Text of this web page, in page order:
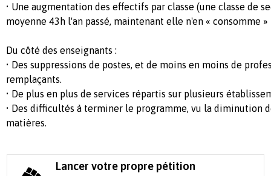
• Une augmentation des effectifs par classe (une classe de
moyenne 43h l'an passé, maintenant elle n'en « consomme »
Du côté des enseignants :
• Des suppressions de postes, et de moins en moins de
remplaçants.
• De plus en plus de services répartis sur plusieurs
• Des difficultés à terminer le programme, vu la diminution
matières.
Lancer votre propre pétition